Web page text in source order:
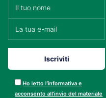
Ho letto l’informativa e
acconsento all’invio del materiale